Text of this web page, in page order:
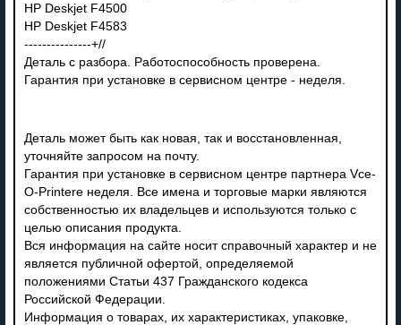
HP Deskjet F4500
HP Deskjet F4583
---------------+//
Деталь с разбора. Работоспособность проверена.
Гарантия при установке в сервисном центре - неделя.
Деталь может быть как новая, так и восстановленная,
уточняйте запросом на почту.
Гарантия при установке в сервисном центре партнера Vce-
O-Printere неделя. Все имена и торговые марки являются
собственностью их владельцев и используются только с
целью описания продукта.
Вся информация на сайте носит справочный характер и не
является публичной офертой, определяемой
положениями Статьи 437 Гражданского кодекса
Российской Федерации.
Информация о товарах, их характеристиках, упаковке,